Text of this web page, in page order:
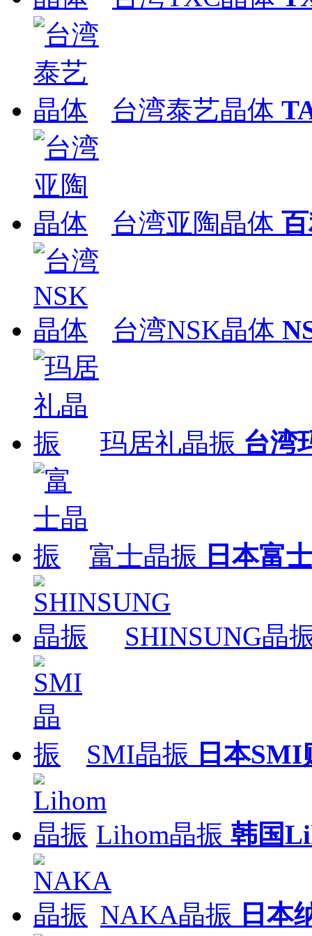
台湾泰艺晶体
台湾亚陶晶体
台湾NSK晶体
玛居礼晶振 台湾
富士晶振 日本富
SHINSUNG晶
SMI晶振 日本SMI
Lihom晶振 韩国
NAKA晶振 日本